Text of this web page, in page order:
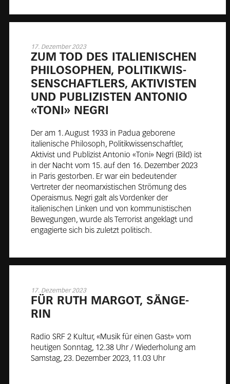
17. Dezember 2023
ZUM TOD DES ITA­LIE­NI­SCHEN
PHI­LO­SO­PHEN, PO­LI­TIK­WIS­
SEN­SCHAFT­LERS, AK­TI­VIS­TEN
UND PU­BLI­ZIS­TEN AN­TO­NIO
«TO­NI» NE­GRI
Der am 1. August 1933 in Padua geborene
italienische Philosoph, Politikwissenschaftler,
Aktivist und Publizist Antonio «Toni» Negri (Bild) ist
in der Nacht vom 15. auf den 16. Dezember 2023
in Paris gestorben. Er war ein bedeutender
Vertreter der neomarxistischen Strömung des
Operaismus. Negri galt als Vordenker der
italienischen Linken und von kommunistischen
Bewegungen, wurde als Terrorist angeklagt und
engagierte sich bis zuletzt politisch.
17. Dezember 2023
FÜR RUTH MAR­GOT, SÄN­GE­
RIN
Radio SRF 2 Kultur, «Musik für einen Gast» vom
heutigen Sonntag, 12.38 Uhr / Wiederholung am
Samstag, 23. Dezember 2023, 11.03 Uhr